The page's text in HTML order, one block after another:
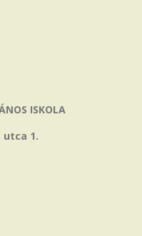
ISKOLA
utca 1.